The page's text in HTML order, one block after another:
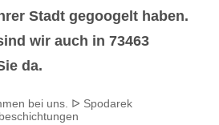
Stadt gegoogelt haben.
wir auch in 73463
da.
bei uns. ᐅ Spodarek